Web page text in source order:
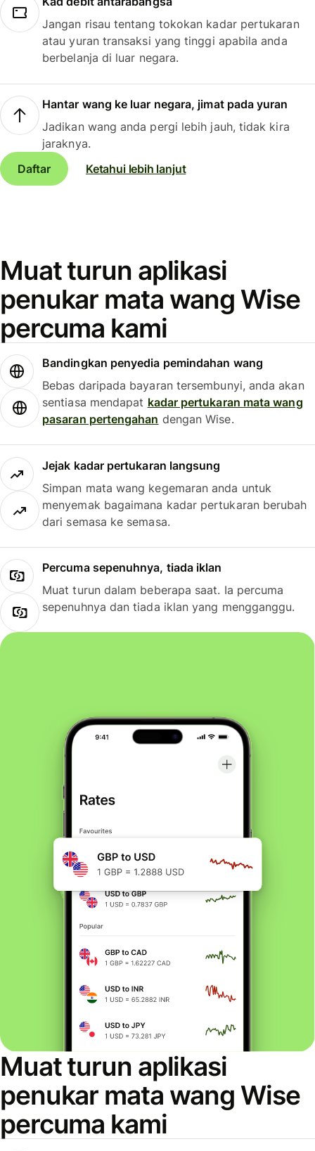
Jangan risau tentang tokokan kadar pertukaran
atau yuran transaksi yang tinggi apabila anda
berbelanja di luar negara.
Hantar wang ke luar negara, jimat pada yuran
Jadikan wang anda pergi lebih jauh, tidak kira
jaraknya.
Daftar
Ketahui lebih lanjut
Muat turun aplikasi
penukar mata wang Wise
percuma kami
Bandingkan penyedia pemindahan wang
Bebas daripada bayaran tersembunyi, anda akan
sentiasa mendapat kadar pertukaran mata wang
pasaran pertengahan dengan Wise.
Jejak kadar pertukaran langsung
Simpan mata wang kegemaran anda untuk
menyemak bagaimana kadar pertukaran berubah
dari semasa ke semasa.
Percuma sepenuhnya, tiada iklan
Muat turun dalam beberapa saat. Ia percuma
sepenuhnya dan tiada iklan yang mengganggu.
Muat turun aplikasi
penukar mata wang Wise
percuma kami